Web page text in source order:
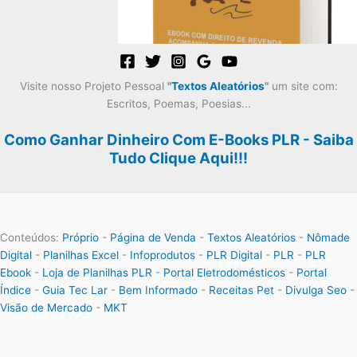
Visite nosso Projeto Pessoal "Textos Aleatórios"um site com:
Escritos, Poemas, Poesias...
Como Ganhar Dinheiro Com E-Books PLR - Saiba
Tudo Clique Aqui!!!
Conteúdos: Próprio - Página de Venda - Textos Aleatórios - Nômade
Digital - Planilhas Excel - Infoprodutos - PLR Digital - PLR - PLR
Ebook - Loja de Planilhas PLR - Portal Eletrodomésticos - Portal
Índice - Guia Tec Lar - Bem Informado - Receitas Pet - Divulga Seo -
Visão de Mercado - MKT